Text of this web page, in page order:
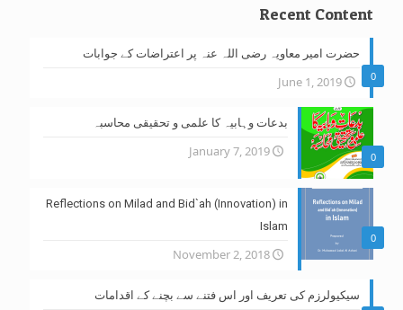
Recent Content
0
حضرت امیر معاویہ رضی اللہ عنہ پر اعتراضات کے جوابات
June 1, 2019
0
بدعات وہابیہ کا علمی و تحقیقی محاسبہ
January 7, 2019
0
Reflections on Milad and Bid`ah (Innovation) in
Islam
November 2, 2018
سیکیولرزم کی تعریف اور اس فتنے سے بچنے کے اقدامات